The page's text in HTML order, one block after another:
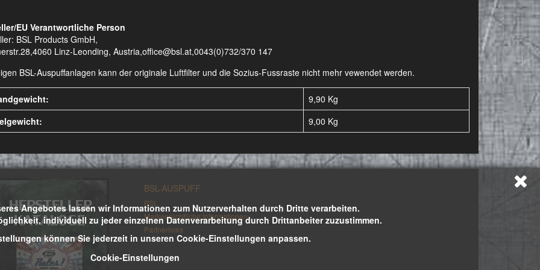
Angebotes lassen wir Informationen zum Nutzerverhalten durch Dritte verarbeiten.
individuell zu jeder einzelnen Datenverarbeitung durch Drittanbeiter zuzustimmen.
können Sie jederzeit in unseren Cookie-Einstellungen anpassen.
Cookie-Einstellungen
EU Verantwortliche Person
BSL Products GmbH,
Linz-Leonding, Austria,office@bsl.at,0043(0)732/370 147
BSL-Auspuffanlagen kann der originale Luftfilter und die Sozius-Fussraste nicht mehr vewendet werden.
9,90 Kg
9,00 Kg
BSL-AUSPUFF
BSL
Markenrechtliche Informationen
Partnerlinks